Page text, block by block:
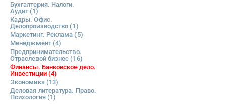
Бухгалтерия. Налоги.
Аудит(1)
Кадры. Офис.
Делопроизводство (1)
Маркетинг. Реклама (5)
Менеджмент(4)
Предпринимательство.
Отраслевой бизнес (16)
Финансы. Банковское дело.
Инвестиции (4)
Экономика (13)
Деловая литература. Право.
Психология (1)